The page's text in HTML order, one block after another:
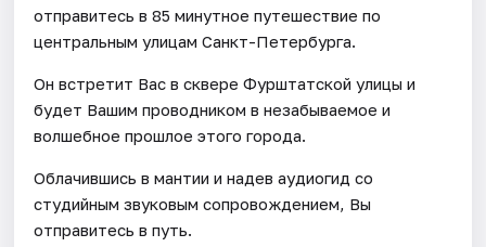
отправитесь в 85 минутное путешествие по
центральным улицам Санкт-Петербурга.
Он встретит Вас в сквере Фурштатской улицы и
будет Вашим проводником в незабываемое и
волшебное прошлое этого города.
Облачившись в мантии и надев аудиогид со
студийным звуковым сопровождением, Вы
отправитесь в путь.